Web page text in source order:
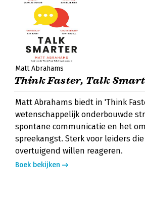
Matt Abrahams
Think Faster, Talk
Matt Abrahams biedt in 'Think
wetenschappelijk onderbouwde
spontane communicatie en het
spreekangst. Sterk voor leiders
overtuigend willen reageren.
Boek bekijken